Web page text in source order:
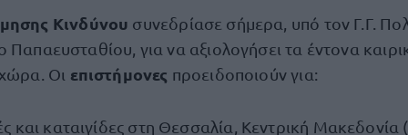
Κινδύνου συνεδρίασε σήμερα, υπό τον Γ.Γ.
Παπαευσταθίου, για να αξιολογήσει τα έντονα
Οι επιστήμονες προειδοποιούν για:
και καταιγίδες στη Θεσσαλία, Κεντρική Μακεδονία